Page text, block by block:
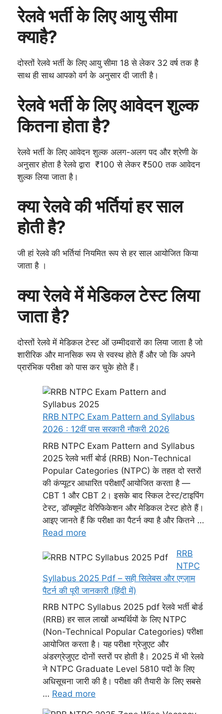
रेलवे भर्ती के लिए आयु सीमा
क्याहै?
दोस्तों रेलवे भर्ती के लिए आयु सीमा 18 से लेकर 32 वर्ष तक है
साथ ही साथ आपको वर्ग के अनुसार दी जाती है।
रेलवे भर्ती के लिए आवेदन शुल्क
कितना होता है?
रेलवे भर्ती के लिए आवेदन शुल्क अलग-अलग पद और श्रेणी के
अनुसार होता है रेलवे द्वारा ₹100 से लेकर ₹500 तक आवेदन
शुल्क लिया जाता है।
क्या रेलवे की भर्तियां हर साल
होती है?
जी हां रेलवे की भर्तियां नियमित रूप से हर साल आयोजित किया
जाता है ।
क्या रेलवे में मेडिकल टेस्ट लिया
जाता है?
दोस्तों रेलवे में मेडिकल टेस्ट ओं उम्मीदवारों का लिया जाता है जो
शारीरिक और मानसिक रूप से स्वस्थ होते हैं और जो कि अपने
प्रारंभिक परीक्षा को पास कर चुके होते हैं।
RRB NTPC Exam Pattern and Syllabus
2026 : 12वीं पास सरकारी नौकरी 2026
RRB NTPC Exam Pattern and Syllabus
2025 रेलवे भर्ती बोर्ड (RRB) Non-Technical
Popular Categories (NTPC) के तहत दो स्तरों
की कंप्यूटर आधारित परीक्षाएँ आयोजित करता है —
CBT 1 और CBT 2। इसके बाद स्किल टेस्ट/टाइपिंग
टेस्ट, डॉक्यूमेंट वेरिफिकेशन और मेडिकल टेस्ट होते हैं।
आइए जानते हैं कि परीक्षा का पैटर्न क्या है और कितने …
Read more
RRB
NTPC
Syllabus 2025 Pdf – सही सिलेबस और एग्ज़ाम
पैटर्न की पूरी जानकारी (हिंदी में)
RRB NTPC Syllabus 2025 pdf रेलवे भर्ती बोर्ड
(RRB) हर साल लाखों अभ्यर्थियों के लिए NTPC
(Non-Technical Popular Categories) परीक्षा
आयोजित करता है। यह परीक्षा ग्रेजुएट और
अंडरग्रेजुएट दोनों स्तरों पर होती है। 2025 में भी रेलवे
ने NTPC Graduate Level 5810 पदों के लिए
अधिसूचना जारी की है। परीक्षा की तैयारी के लिए सबसे
… Read more